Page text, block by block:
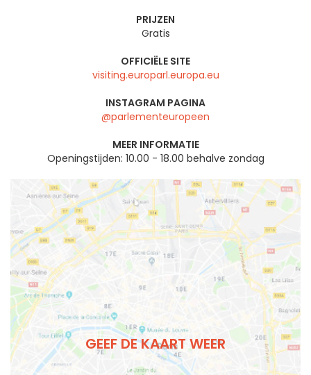
PRIJZEN
Gratis
OFFICIËLE SITE
visiting.europarl.europa.eu
INSTAGRAM PAGINA
@parlementeuropeen
MEER INFORMATIE
Openingstijden: 10.00 - 18.00 behalve zondag
GEEF DE KAART WEER